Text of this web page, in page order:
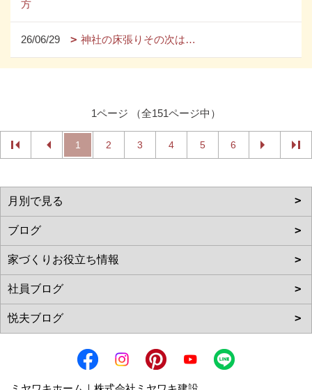
方
26/06/29 神社の床張りその次は…
1ページ （全151ページ中）
1 2 3 4 5 6